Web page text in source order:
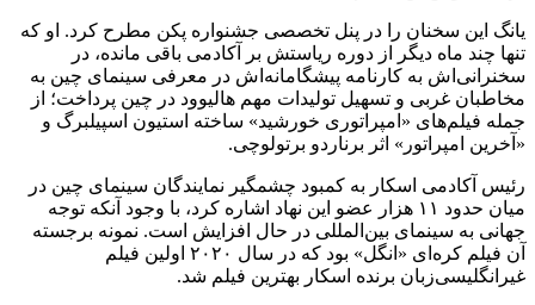
یانگ این سخنان را در پنل تخصصی جشنواره پکن مطرح کرد. او که
تنها چند ماه دیگر از دوره ریاستش بر آکادمی باقی مانده، در
سخنرانی‌اش به کارنامه پیشگامانه‌اش در معرفی سینمای چین به
مخاطبان غربی و تسهیل تولیدات مهم هالیوود در چین پرداخت؛ از
جمله فیلم‌های «امپراتوری خورشید» ساخته استیون اسپیلبرگ و
«آخرین امپراتور» اثر برناردو برتولوچی.
رئیس آکادمی اسکار به کمبود چشمگیر نمایندگان سینمای چین در
میان حدود ۱۱ هزار عضو این نهاد اشاره کرد، با وجود آنکه توجه
جهانی به سینمای بین‌المللی در حال افزایش است. نمونه برجسته
آن فیلم کره‌ای «انگل» بود که در سال ۲۰۲۰ اولین فیلم
غیرانگلیسی‌زبان برنده اسکار بهترین فیلم شد.